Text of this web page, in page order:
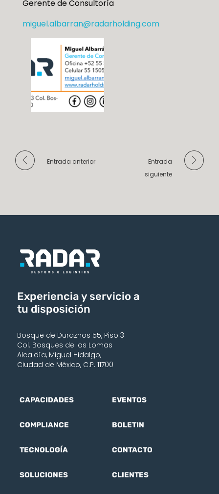
Gerente de Consultoría
miguel.albarran@radarholding.com
Entrada anterior
Entrada
siguiente
Experiencia y servicio a
tu disposición
Bosque de Duraznos 55, Piso 3
Col. Bosques de las Lomas
Alcaldía, Miguel Hidalgo,
Ciudad de México, C.P. 11700
CAPACIDADES
COMPLIANCE
TECNOLOGÍA
SOLUCIONES
EVENTOS
BOLETIN
CONTACTO
CLIENTES